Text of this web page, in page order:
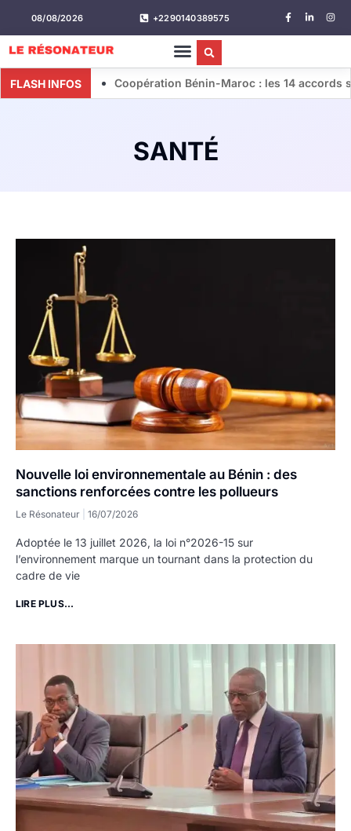
08/08/2026 +2290140389575
FLASH INFOSCoopération Bénin-Maroc : les 14 accords
SANTÉ
Nouvelle loi environnementale au Bénin : des
sanctions renforcées contre les pollueurs
Le Résonateur 16/07/2026
Adoptée le 13 juillet 2026, la loi n°2026-15 sur
l’environnement marque un tournant dans la protection du
cadre de vie
LIRE PLUS...